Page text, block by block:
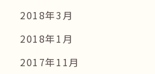
2018年3月
2018年1月
2017年11月